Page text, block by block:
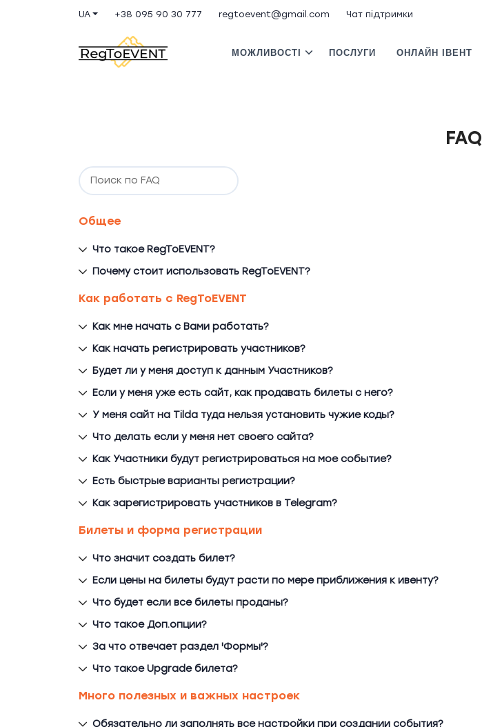
UA +38 095 90 30 777 regtoevent@gmail.com Чат підтримки
МОЖЛИВОСТІ ПОСЛУГИ ОНЛАЙН ІВЕНТ
FAQ
Общее
Что такое RegToEVENT?
Почему стоит использовать RegToEVENT?
Как работать с RegToEVENT
Как мне начать с Вами работать?
Как начать регистрировать участников?
Будет ли у меня доступ к данным Участников?
Если у меня уже есть сайт, как продавать билеты с него?
У меня сайт на Tilda туда нельзя установить чужие коды?
Что делать если у меня нет своего сайта?
Как Участники будут регистрироваться на мое событие?
Есть быстрые варианты регистрации?
Как зарегистрировать участников в Telegram?
Билеты и форма регистрации
Что значит создать билет?
Если цены на билеты будут расти по мере приближения к ивенту?
Что будет если все билеты проданы?
Что такое Доп.опции?
За что отвечает раздел 'Формы'?
Что такое Upgrade билета?
Много полезных и важных настроек
Обязательно ли заполнять все настройки при создании события?